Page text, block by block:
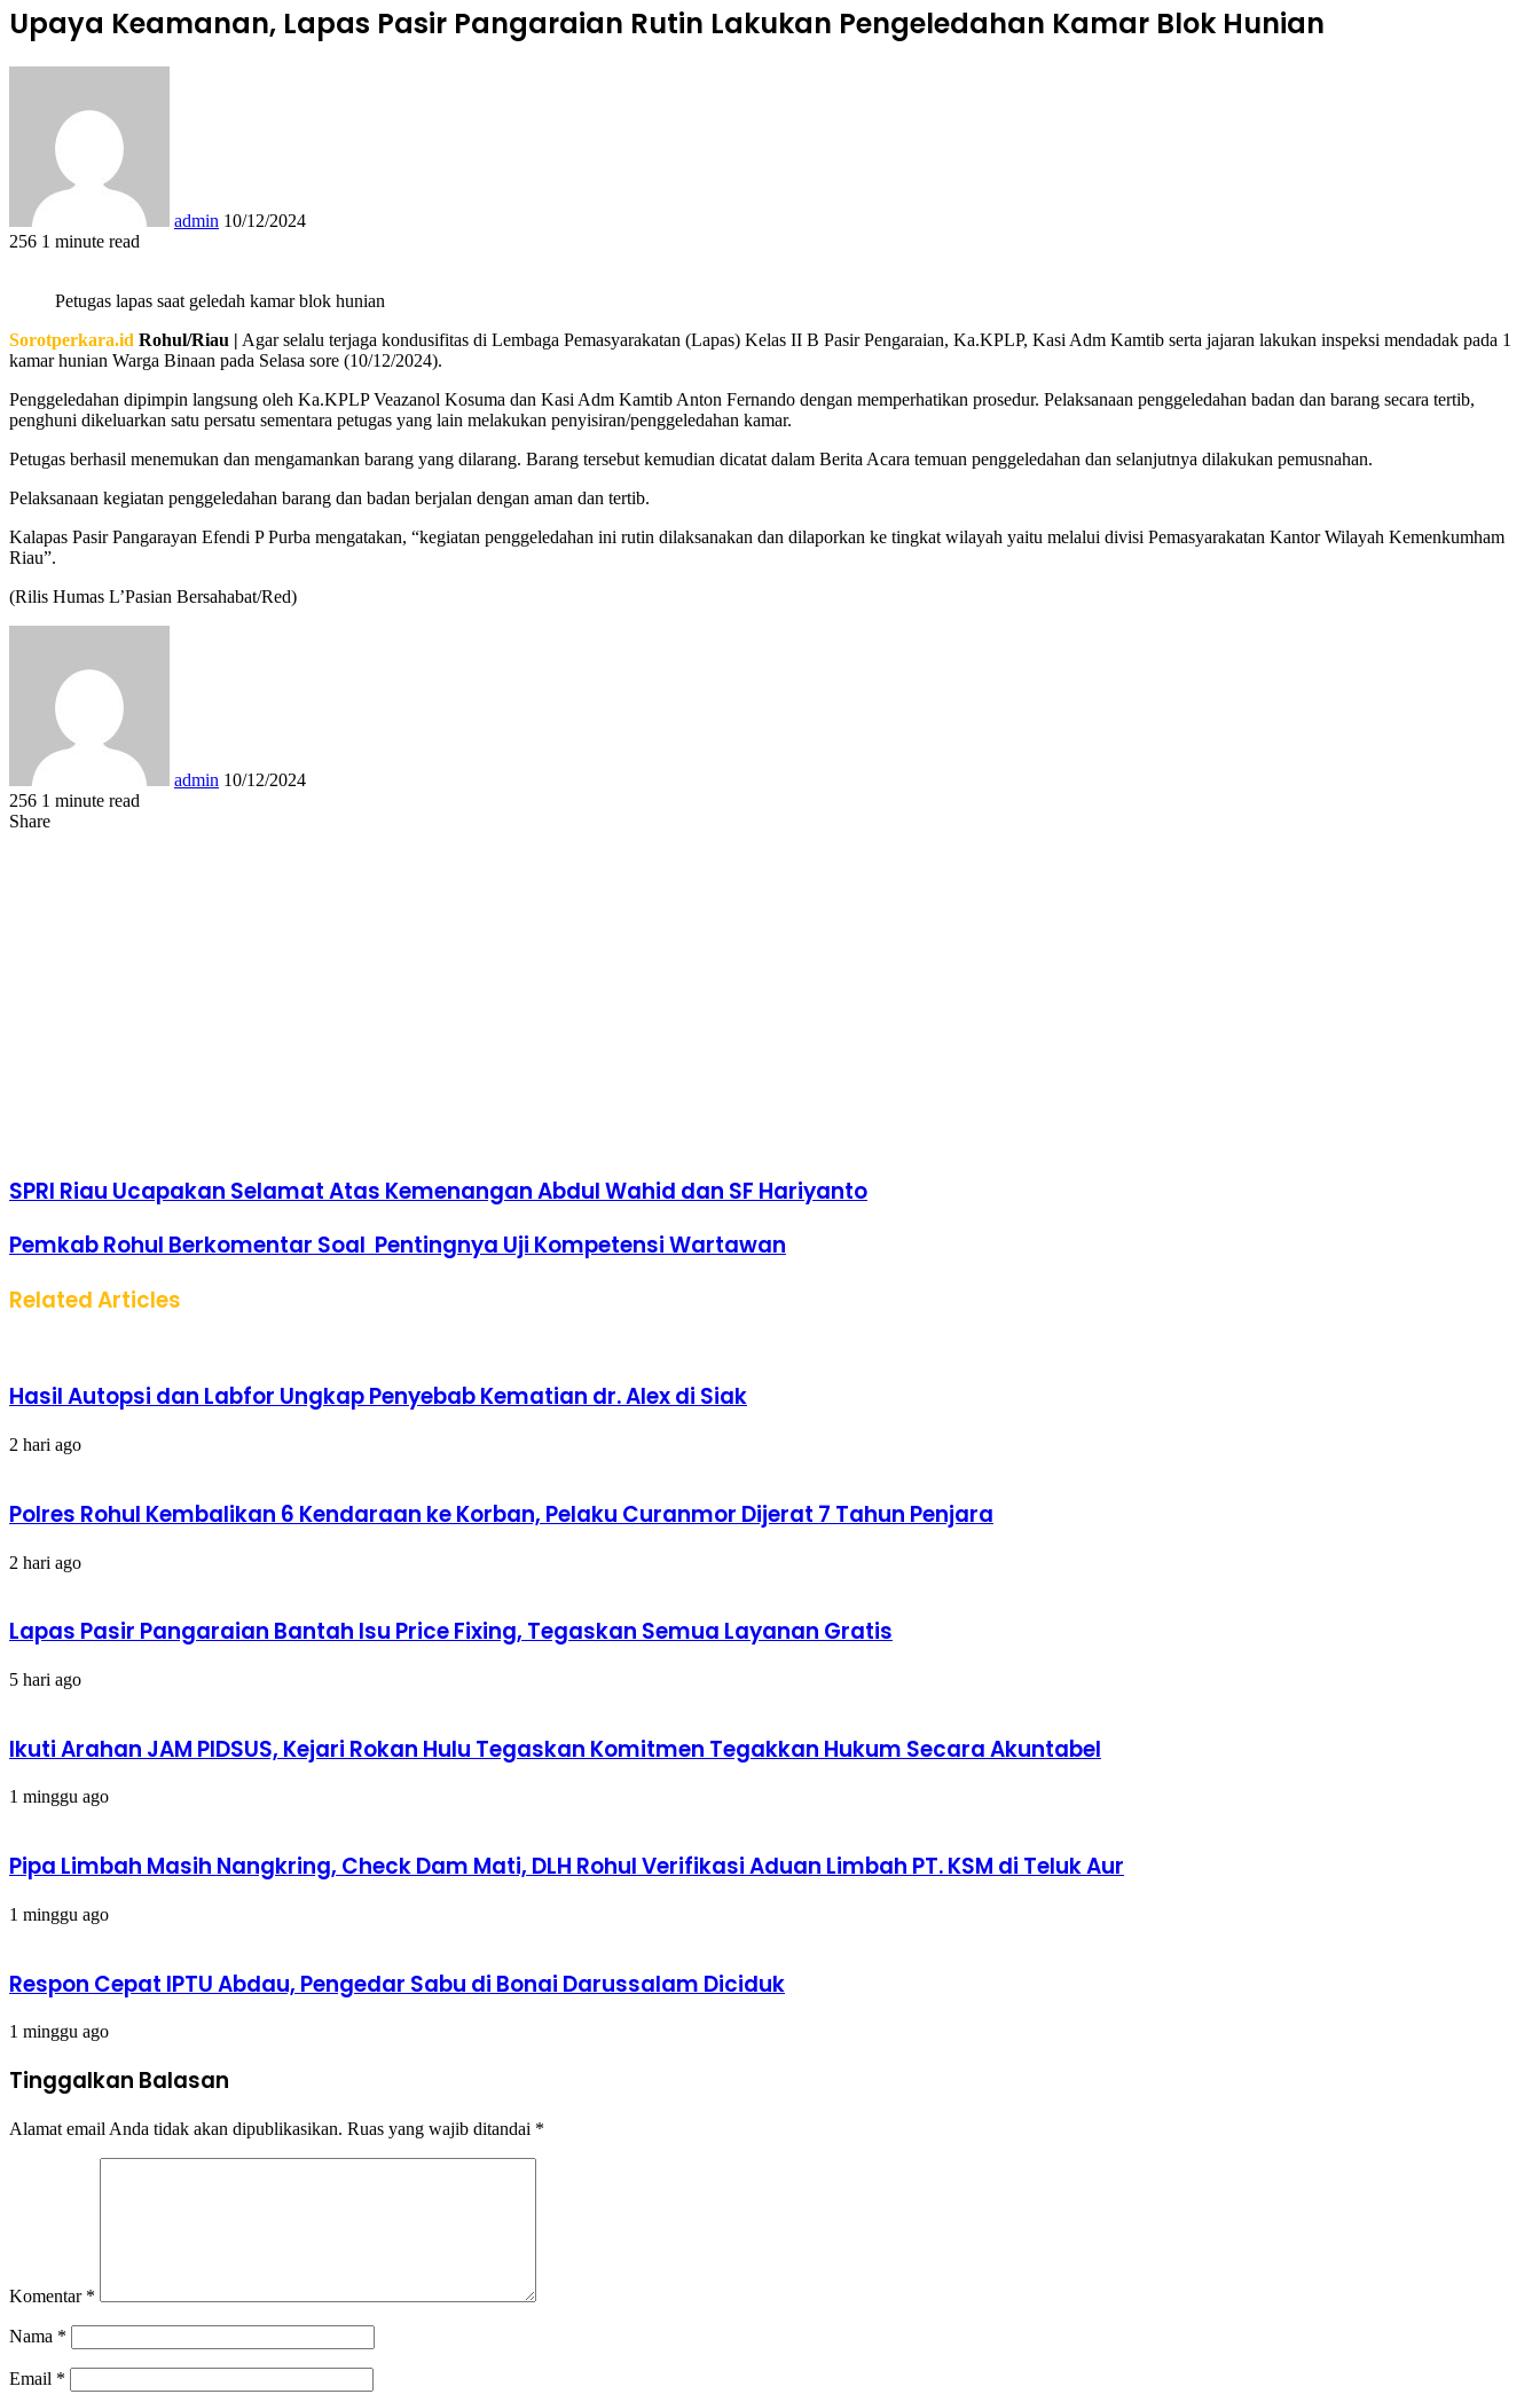
Upaya Keamanan, Lapas Pasir Pangaraian Rutin Lakukan Pengeledahan Kamar Blok Hunian
admin 10/12/2024
256 1 minute read
Petugas lapas saat geledah kamar blok hunian
Sorotperkara.id Rohul/Riau | Agar selalu terjaga kondusifitas di Lembaga Pemasyarakatan (Lapas) Kelas II B Pasir Pengaraian, Ka.KPLP, Kasi Adm Kamtib serta jajaran lakukan inspeksi mendadak pada 1
kamar hunian Warga Binaan pada Selasa sore (10/12/2024).
Penggeledahan dipimpin langsung oleh Ka.KPLP Veazanol Kosuma dan Kasi Adm Kamtib Anton Fernando dengan memperhatikan prosedur. Pelaksanaan penggeledahan badan dan barang secara tertib,
penghuni dikeluarkan satu persatu sementara petugas yang lain melakukan penyisiran/penggeledahan kamar.
Petugas berhasil menemukan dan mengamankan barang yang dilarang. Barang tersebut kemudian dicatat dalam Berita Acara temuan penggeledahan dan selanjutnya dilakukan pemusnahan.
Pelaksanaan kegiatan penggeledahan barang dan badan berjalan dengan aman dan tertib.
Kalapas Pasir Pangarayan Efendi P Purba mengatakan, “kegiatan penggeledahan ini rutin dilaksanakan dan dilaporkan ke tingkat wilayah yaitu melalui divisi Pemasyarakatan Kantor Wilayah Kemenkumham
Riau”.
(Rilis Humas L’Pasian Bersahabat/Red)
admin 10/12/2024
256 1 minute read
Facebook
Twitter
LinkedIn
Tumblr
Pinterest
Reddit
VKontakte
Odnoklassniki
Pocket
WhatsApp
Share
Print
Share
SPRI Riau Ucapakan Selamat Atas Kemenangan Abdul Wahid dan SF Hariyanto
Pemkab Rohul Berkomentar Soal Pentingnya Uji Kompetensi Wartawan
Related Articles
Hasil Autopsi dan Labfor Ungkap Penyebab Kematian dr. Alex di Siak
2 hari ago
Polres Rohul Kembalikan 6 Kendaraan ke Korban, Pelaku Curanmor Dijerat 7 Tahun Penjara
2 hari ago
Lapas Pasir Pangaraian Bantah Isu Price Fixing, Tegaskan Semua Layanan Gratis
5 hari ago
Ikuti Arahan JAM PIDSUS, Kejari Rokan Hulu Tegaskan Komitmen Tegakkan Hukum Secara Akuntabel
1 minggu ago
Pipa Limbah Masih Nangkring, Check Dam Mati, DLH Rohul Verifikasi Aduan Limbah PT. KSM di Teluk Aur
1 minggu ago
Respon Cepat IPTU Abdau, Pengedar Sabu di Bonai Darussalam Diciduk
1 minggu ago
Tinggalkan Balasan
Alamat email Anda tidak akan dipublikasikan. Ruas yang wajib ditandai *
Komentar *
Nama *
Email *